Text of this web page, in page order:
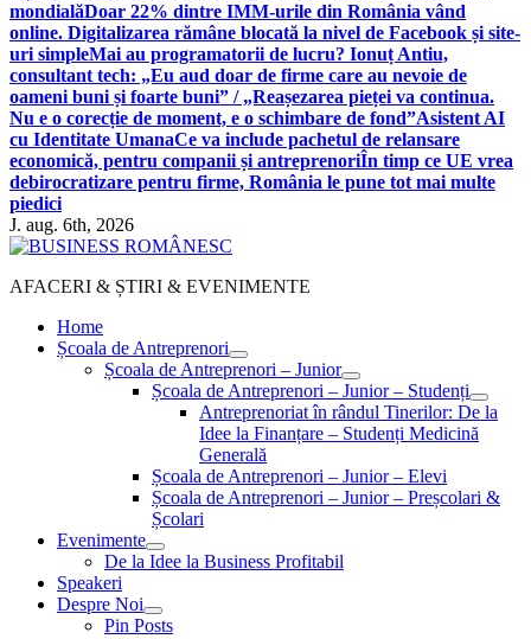
mondialăDoar 22% dintre IMM-urile din România vând
online. Digitalizarea rămâne blocată la nivel de Facebook și site-
uri simpleMai au programatorii de lucru? Ionuț Antiu,
consultant tech: „Eu aud doar de firme care au nevoie de
oameni buni și foarte buni” / „Reașezarea pieței va continua.
Nu e o corecție de moment, e o schimbare de fond”Asistent AI
cu Identitate UmanaCe va include pachetul de relansare
economică, pentru companii și antreprenoriÎn timp ce UE vrea
debirocratizare pentru firme, România le pune tot mai multe
piedici
J. aug. 6th, 2026
AFACERI & ȘTIRI & EVENIMENTE
Home
Școala de Antreprenori
Școala de Antreprenori – Junior
Școala de Antreprenori – Junior – Studenți
Antreprenoriat în rândul Tinerilor: De la
Idee la Finanțare – Studenți Medicină
Generală
Școala de Antreprenori – Junior – Elevi
Școala de Antreprenori – Junior – Preșcolari &
Școlari
Evenimente
De la Idee la Business Profitabil
Speakeri
Despre Noi
Pin Posts